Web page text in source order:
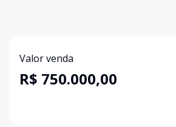
Valor venda
R$ 750.000,00